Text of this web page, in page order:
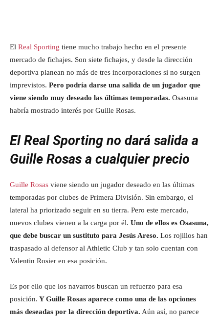
El Real Sporting tiene mucho trabajo hecho en el presente
mercado de fichajes. Son siete fichajes, y desde la dirección
deportiva planean no más de tres incorporaciones si no surgen
imprevistos. Pero podría darse una salida de un jugador que
viene siendo muy deseado las últimas temporadas. Osasuna
habría mostrado interés por Guille Rosas.
El Real Sporting no dará salida a
Guille Rosas a cualquier precio
Guille Rosas viene siendo un jugador deseado en las últimas
temporadas por clubes de Primera División. Sin embargo, el
lateral ha priorizado seguir en su tierra. Pero este mercado,
nuevos clubes vienen a la carga por él. Uno de ellos es Osasuna,
que debe buscar un sustituto para Jesús Areso. Los rojillos han
traspasado al defensor al Athletic Club y tan solo cuentan con
Valentin Rosier en esa posición.
Es por ello que los navarros buscan un refuerzo para esa
posición. Y Guille Rosas aparece como una de las opciones
más deseadas por la dirección deportiva. Aún así, no parece